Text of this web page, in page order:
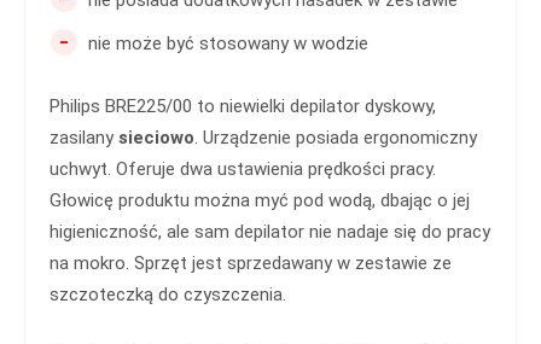
- nie może być stosowany w wodzie
Philips BRE225/00 to niewielki depilator dyskowy,
zasilanysieciowo. Urządzenie posiada ergonomiczny
uchwyt. Oferuje dwa ustawienia prędkości pracy.
Głowicę produktu można myć pod wodą, dbając o jej
higieniczność, ale sam depilator nie nadaje się do pracy
na mokro. Sprzęt jest sprzedawany w zestawie ze
szczoteczką do czyszczenia.